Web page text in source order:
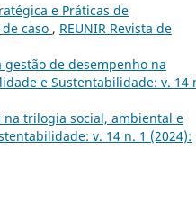
e Práticas de
caso , REUNIR Revista de
de desempenho na
e Sustentabilidade: v. 14
trilogia social, ambiental e
v. 14 n. 1 (2024):